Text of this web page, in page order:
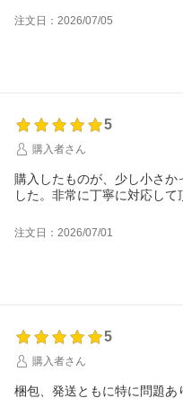
注文日：2026/07/05
5
購入者さん
購入したものが、少し小さか
した。非常に丁寧に対応して
注文日：2026/07/01
5
購入者さん
梱包、発送ともに特に問題あ